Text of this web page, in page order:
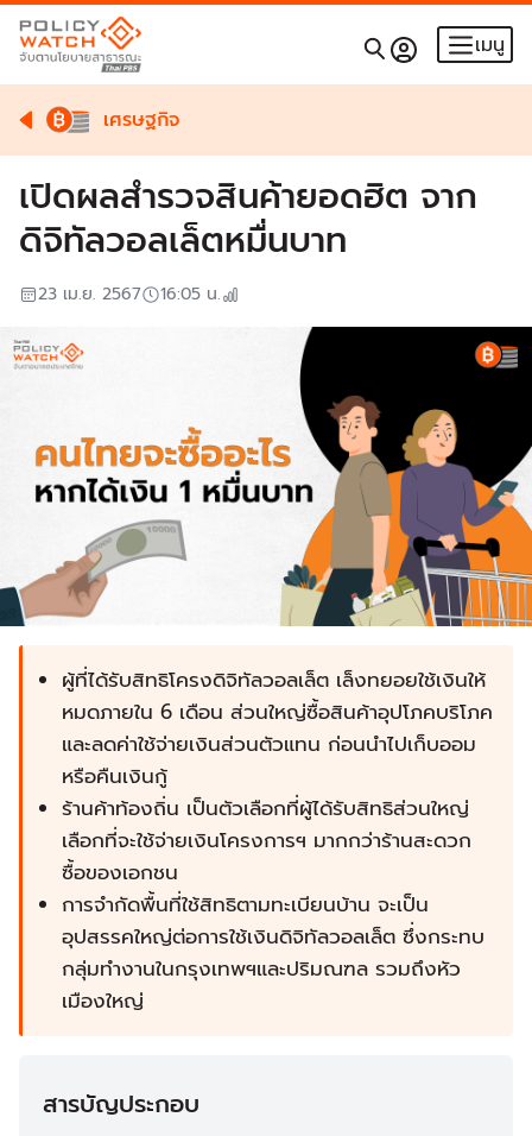
เมนู
เศรษฐกิจ
เปิดผลสำรวจสินค้ายอดฮิต จาก
ดิจิทัลวอลเล็ตหมื่นบาท
23 เม.ย. 2567 16:05 น.
ผู้ที่ได้รับสิทธิโครงดิจิทัลวอลเล็ต เล็งทยอยใช้เงินให้
หมดภายใน 6 เดือน ส่วนใหญ่ซื้อสินค้าอุปโภคบริโภค
และลดค่าใช้จ่ายเงินส่วนตัวแทน ก่อนนำไปเก็บออม
หรือคืนเงินกู้
ร้านค้าท้องถิ่น เป็นตัวเลือกที่ผู้ได้รับสิทธิส่วนใหญ่
เลือกที่จะใช้จ่ายเงินโครงการฯ มากกว่าร้านสะดวก
ซื้อของเอกชน
การจำกัดพื้นที่ใช้สิทธิตามทะเบียนบ้าน จะเป็น
อุปสรรคใหญ่ต่อการใช้เงินดิจิทัลวอลเล็ต ซึ่งกระทบ
กลุ่มทำงานในกรุงเทพฯและปริมณฑล รวมถึงหัว
เมืองใหญ่
สารบัญประกอบ